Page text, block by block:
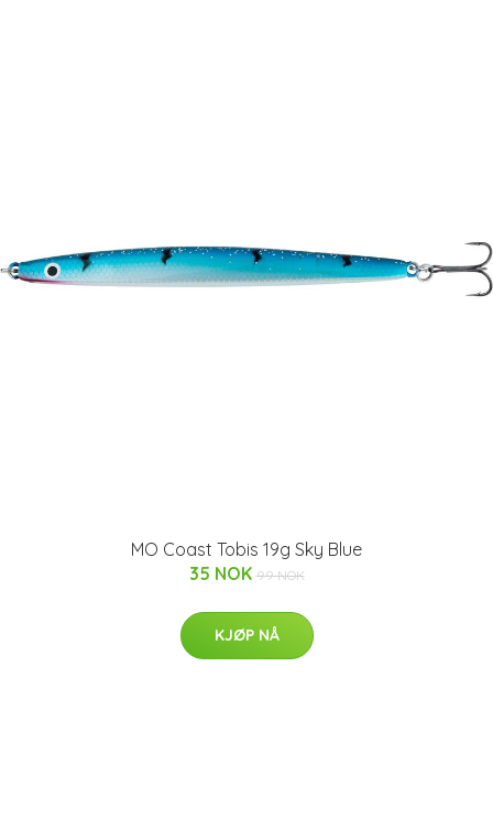
MO Coast Tobis 19g Sky Blue
35 NOK 99 NOK
KJØP NÅ